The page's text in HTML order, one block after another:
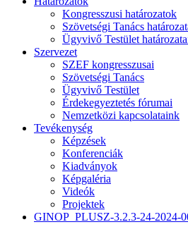
Kongresszusi határozatok
Szövetségi Tanács
Ügyvivő Testület
Szervezet
SZEF kongresszusai
Szövetségi Tanács
Ügyvivő Testület
Érdekegyeztetés fórumai
Nemzetközi kapcsolataink
Tevékenység
Képzések
Konferenciák
Kiadványok
Képgaléria
Videók
Projektek
GINOP_PLUSZ-3.2.3-24-2024-